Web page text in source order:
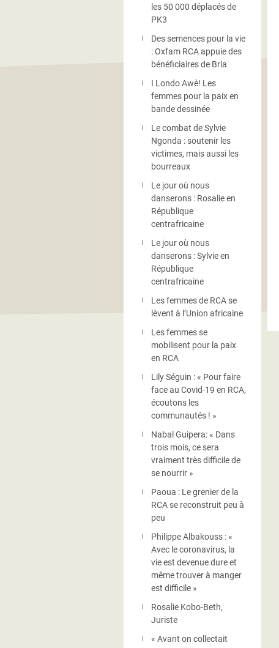
les 50 000 déplacés de
PK3
Des semences pour la vie
: Oxfam RCA appuie des
bénéficiaires de Bria
I Londo Awè! Les
femmes pour la paix en
bande dessinée
Le combat de Sylvie
Ngonda : soutenir les
victimes, mais aussi les
bourreaux
Le jour où nous
danserons : Rosalie en
République
centrafricaine
Le jour où nous
danserons : Sylvie en
République
centrafricaine
Les femmes de RCA se
lèvent à l’Union africaine
Les femmes se
mobilisent pour la paix
en RCA
Lily Séguin : « Pour faire
face au Covid-19 en RCA,
écoutons les
communautés ! »
Nabal Guipera: « Dans
trois mois, ce sera
vraiment très difficile de
se nourrir »
Paoua : Le grenier de la
RCA se reconstruit peu à
peu
Philippe Albakouss : «
Avec le coronavirus, la
vie est devenue dure et
même trouver à manger
est difficile »
Rosalie Kobo-Beth,
Juriste
« Avant on collectait